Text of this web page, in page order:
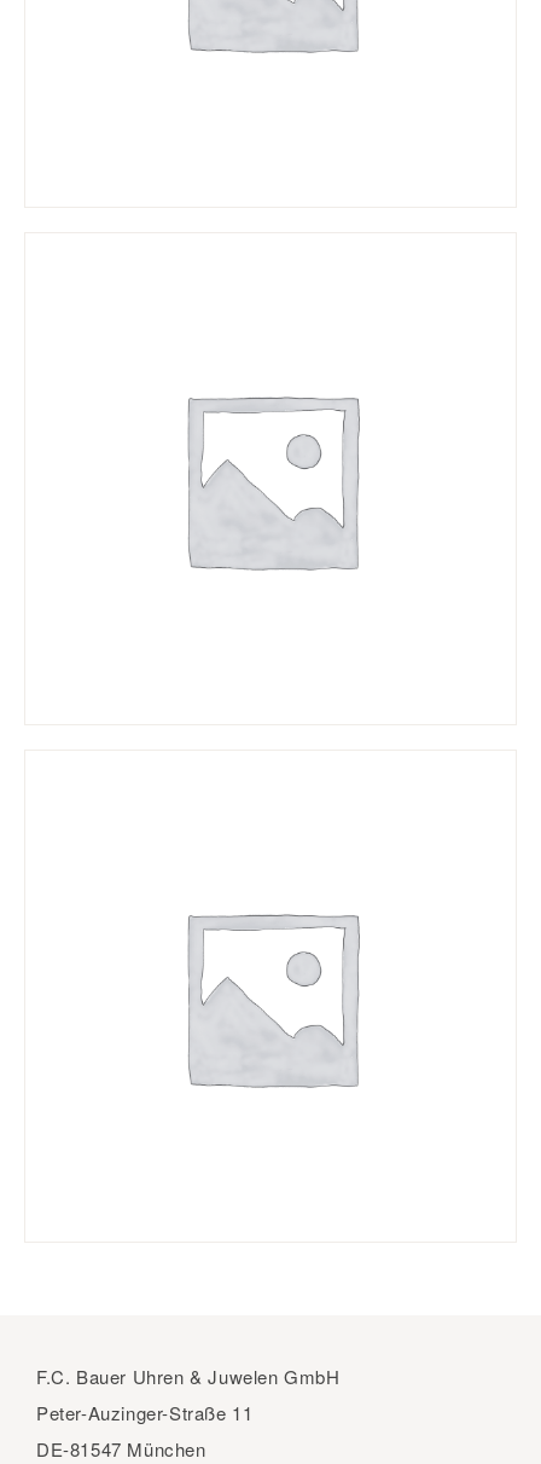
F.C. Bauer Uhren & Juwelen GmbH
Peter-Auzinger-Straße 11
DE-81547 München